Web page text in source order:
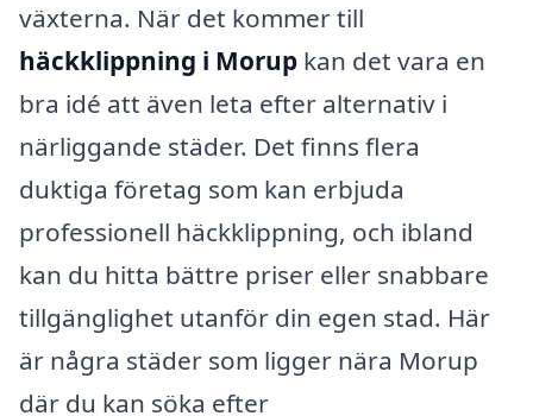
växterna. När det kommer till
häckklippning i Morup kan det vara en
bra idé att även leta efter alternativ i
närliggande städer. Det finns flera
duktiga företag som kan erbjuda
professionell häckklippning, och ibland
kan du hitta bättre priser eller snabbare
tillgänglighet utanför din egen stad. Här
är några städer som ligger nära Morup
där du kan söka efter